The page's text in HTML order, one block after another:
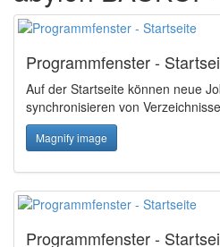
Programmfenster -
Auf der Startseite können neue
synchronisieren von
Magnify image
Programmfenster -